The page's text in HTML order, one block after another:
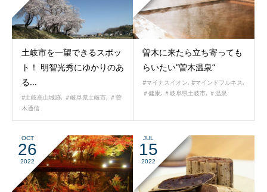
土岐市を一望できるスポッ
ト！ 明智光秀にゆかりのあ
る...
#土岐高山城跡, ＃岐阜県土岐市, ＃曽
木通信
曽木に来たら立ち寄っても
らいたい”曽木温泉”
#マイナスイオン, #マインドフルネス,
＃健康, ＃岐阜県土岐市, ＃温泉
OCT
26
2022
JUL
15
2022